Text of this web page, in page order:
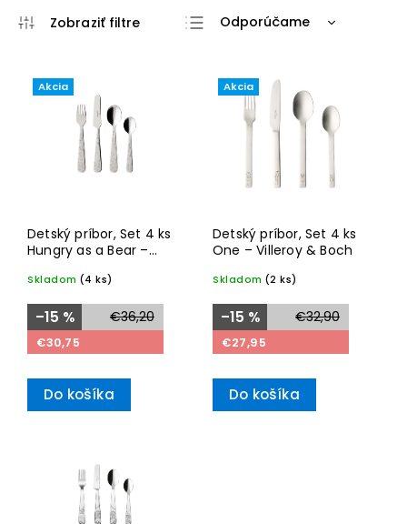
Odporúčame
Najdrahšie
Najpredávanejšie
Abecedne
Akcia
Detský príbor, Set 4 ks
Hungry as a Bear –
Skladom (4 ks)
€36,20
–15 %
€30,75
Do košíka
Akcia
Detský príbor, Set 4 ks
One – Villeroy & Boch
Skladom (2 ks)
€32,90
–15 %
€27,95
Do košíka